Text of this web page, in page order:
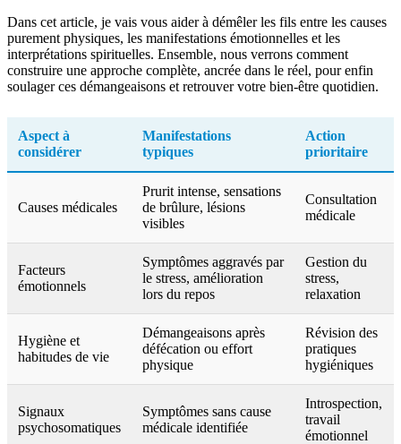
Dans cet article, je vais vous aider à démêler les fils entre les causes
purement physiques, les manifestations émotionnelles et les
interprétations spirituelles. Ensemble, nous verrons comment
construire une approche complète, ancrée dans le réel, pour enfin
soulager ces démangeaisons et retrouver votre bien-être quotidien.
Aspect à
considérer
Manifestations
typiques
Action
prioritaire
Causes médicales
Prurit intense, sensations
de brûlure, lésions
visibles
Consultation
médicale
Facteurs
émotionnels
Symptômes aggravés par
le stress, amélioration
lors du repos
Gestion du
stress,
relaxation
Hygiène et
habitudes de vie
Démangeaisons après
défécation ou effort
physique
Révision des
pratiques
hygiéniques
Signaux
psychosomatiques
Symptômes sans cause
médicale identifiée
Introspection,
travail
émotionnel